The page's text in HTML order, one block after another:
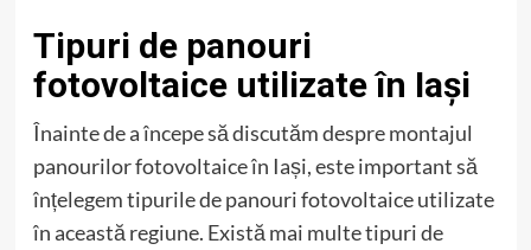
Tipuri de panouri
fotovoltaice utilizate în Iași
Înainte de a începe să discutăm despre montajul
panourilor fotovoltaice în Iași, este important să
înțelegem tipurile de panouri fotovoltaice utilizate
în această regiune. Există mai multe tipuri de